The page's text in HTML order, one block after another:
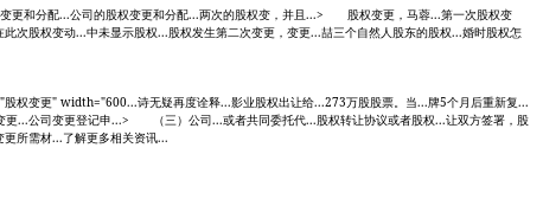
和分配...公司的股权变更和分配...两次的股权变，并且...> 股权变更，马蓉...第一次股权变
次股权变动...中未显示股权...股权发生第二次变更，变更...喆三个自然人股东的股权...婚时股权怎
变更" width="600...诗无疑再度诠释...影业股权出让给...273万股股票。当...牌5个月后重新复...
...公司变更登记申...> （三）公司...或者共同委托代...股权转让协议或者股权...让双方签署，股
所需材...了解更多相关资讯...